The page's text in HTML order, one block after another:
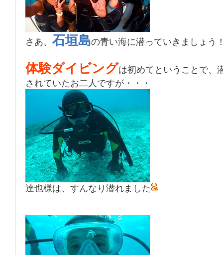
さあ、 石垣島の青い海に潜っていきましょう
体験ダイビングは初めてということで、
されていたお二人ですが・・・
達也様は、すんなり潜れました